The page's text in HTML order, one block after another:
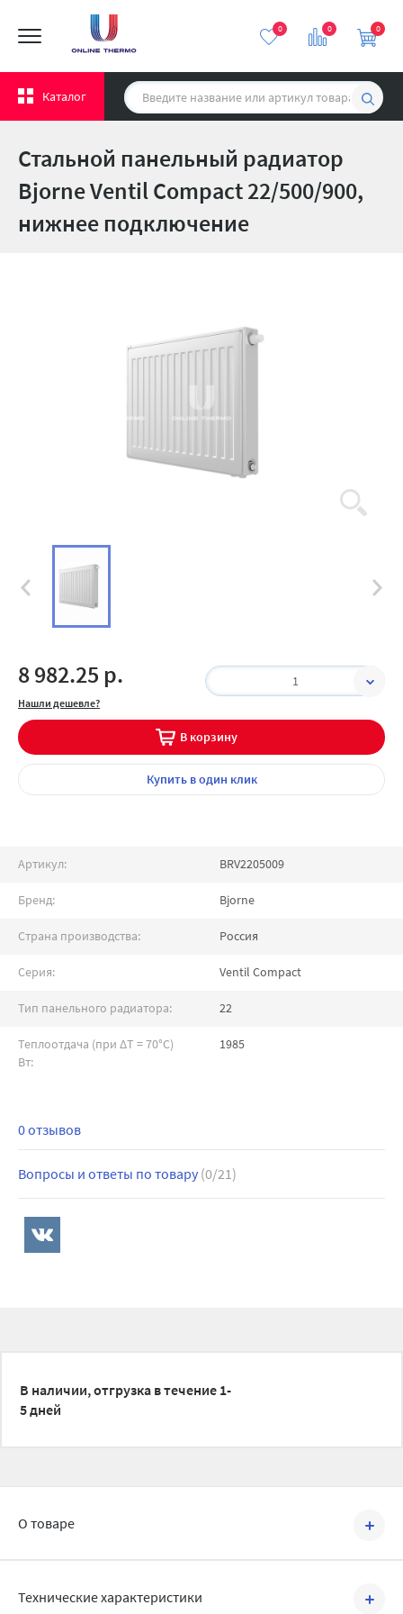
0 0
Каталог
0
Стальной панельный радиатор
Bjorne Ventil Compact 22/500/900,
нижнее подключение
8 982.25 р.
Нашли дешевле?
1
В корзину
Купитьв один клик
Артикул: BRV2205009
Бренд: Bjorne
Страна производства: Россия
Серия: Ventil Compact
Тип панельного радиатора: 22
Теплоотдача (при ∆T = 70°C)
Вт:
1985
0 отзывов
Вопросы и ответы по товару (0/21)
В наличии, отгрузка в течение 1-
5 дней
О товаре
Технические характеристики